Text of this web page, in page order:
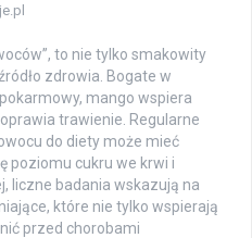
to nie tylko smakowity
zdrowia. Bogate w
mango wspiera
trawienie. Regularne
do diety może mieć
poziomu cukru we krwi i
liczne badania wskazują na
które nie tylko wspierają
przed chorobami